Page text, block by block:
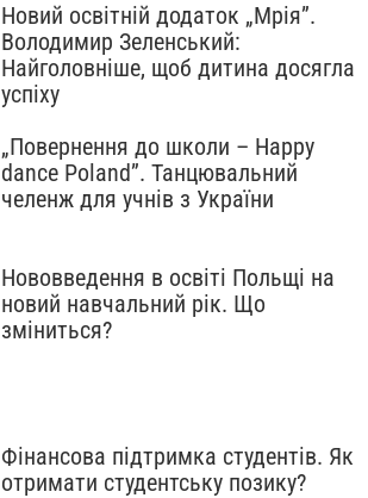
Новий освітній додаток „Мрія”.
Володимир Зеленський:
Найголовніше, щоб дитина досягла
успіху
„Повернення до школи – Happy
dance Poland”. Танцювальний
челенж для учнів з України
Нововведення в освіті Польщі на
новий навчальний рік. Що
зміниться?
Фінансова підтримка студентів. Як
отримати студентську позику?